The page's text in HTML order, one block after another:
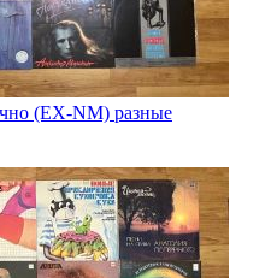
(EX-NM) разные